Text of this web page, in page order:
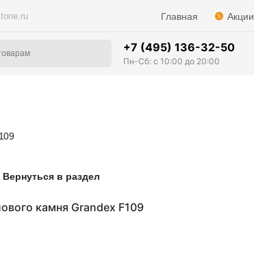
Главная Акции
+7 (495) 136-32-50
Пн-Сб: с 10:00 до 20:00
Вернуться в раздел
камня Grandex F109